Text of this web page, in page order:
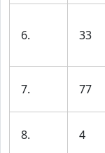
6. 33
7. 77
8. 4